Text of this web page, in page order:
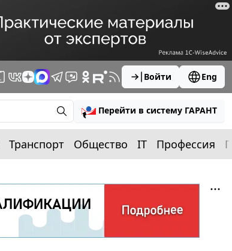
Войти Eng
Перейти в систему ГАРАНТ
Транспорт Общество IT Профессия